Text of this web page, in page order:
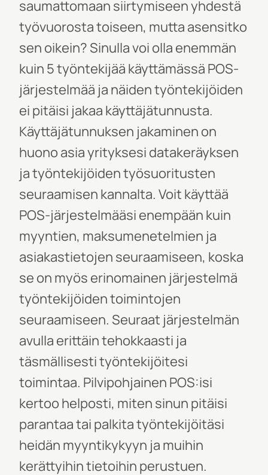
saumattomaan siirtymiseen yhdestä
työvuorosta toiseen, mutta asensitko
sen oikein? Sinulla voi olla enemmän
kuin 5 työntekijää käyttämässä POS-
järjestelmää ja näiden työntekijöiden
ei pitäisi jakaa käyttäjätunnusta.
Käyttäjätunnuksen jakaminen on
huono asia yrityksesi datakeräyksen
ja työntekijöiden työsuoritusten
seuraamisen kannalta. Voit käyttää
POS-järjestelmääsi enempään kuin
myyntien, maksumenetelmien ja
asiakastietojen seuraamiseen, koska
se on myös erinomainen järjestelmä
työntekijöiden toimintojen
seuraamiseen. Seuraat järjestelmän
avulla erittäin tehokkaasti ja
täsmällisesti työntekijöitesi
toimintaa. Pilvipohjainen POS:isi
kertoo helposti, miten sinun pitäisi
parantaa tai palkita työntekijöitäsi
heidän myyntikykyyn ja muihin
kerättyihin tietoihin perustuen.